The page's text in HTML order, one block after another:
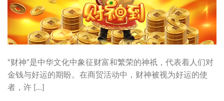
“财神”是中华文化中象征财富和繁荣的神祇，代表着人们对
金钱与好运的期盼。在商贸活动中，财神被视为好运的使
者，许 […]